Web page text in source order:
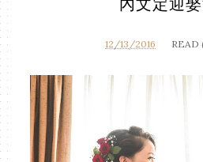
12/13/2016 READ